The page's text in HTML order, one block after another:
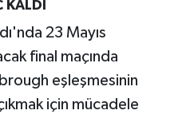
KALDI
23 Mayıs
final maçında
eşleşmesinin
için mücadele